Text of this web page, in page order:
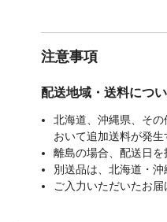
注意事項
配送地域・送料につ
北海道、沖縄県、そ
おいて追加送料が発生
離島の場合、配送日
別送品は、北海道・沖
ご入力いただいたお